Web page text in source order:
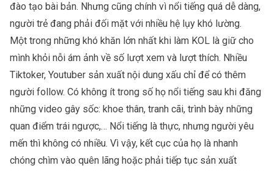
đào tạo bài bản. Nhưng cũng chính vì nổi tiếng quá dễ dàng,
người trẻ đang phải đối mặt với nhiều hệ lụy khó lường.
Một trong những khó khăn lớn nhất khi làm KOL là giữ cho
mình khỏi nỗi ám ảnh về số lượt xem và lượt thích. Nhiều
Tiktoker, Youtuber sản xuất nội dung xấu chỉ để có thêm
người follow. Có không ít trong số họ nổi tiếng sau khi đăng
những video gây sốc: khoe thân, tranh cãi, trình bày những
quan điểm trái ngược,… Nổi tiếng là thực, nhưng người yêu
mến thì không có nhiều. Vì vậy, kết cục của họ là nhanh
chóng chìm vào quên lãng hoặc phải tiếp tục sản xuất